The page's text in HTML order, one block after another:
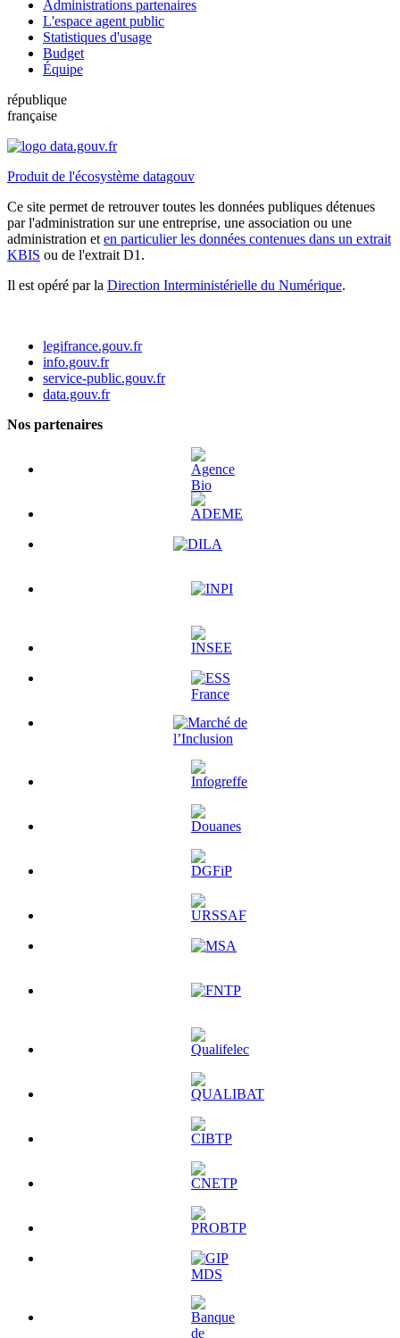
Administrations partenaires
L'espace agent public
Statistiques d'usage
Budget
Équipe
république
française
Produit de l'écosystème datagouv
Ce site permet de retrouver toutes les données publiques détenues
par l'administration sur une entreprise, une association ou une
administration et en particulier les données contenues dans un extrait
KBIS ou de l'extrait D1.
Il est opéré par la Direction Interministérielle du Numérique.
legifrance.gouv.fr
info.gouv.fr
service-public.gouv.fr
data.gouv.fr
Nos partenaires